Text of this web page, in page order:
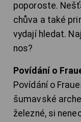
poporoste.
chůva a také
vydají hledat.
nos?
Povídání o
Povídání o
šumavské
železné, si